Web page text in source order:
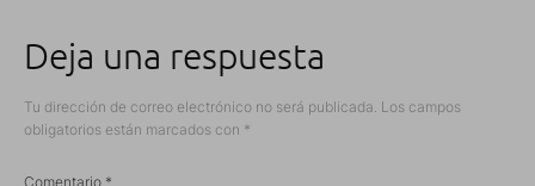
Deja una respuesta
Tu dirección de correo electrónico no será publicada. Los campos
obligatorios están marcados con *
Comentario *